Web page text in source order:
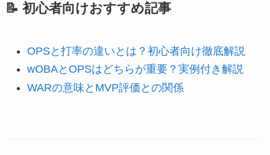
📝 初心者向けおすすめ記事
OPSと打率の違いとは？初心者向け徹底解説
wOBAとOPSはどちらが重要？実例付き解説
WARの意味とMVP評価との関係